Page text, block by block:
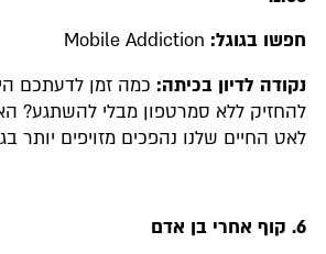
חפשו בגוגל: Mobile Addiction
נקודה לדיון בכיתה: כמה זמן לדעתכם
להחזיק ללא סמרטפון מבלי להשתגע?
לאט החיים שלנו נהפכים מזויפים יותר
6. קוף אחרי בן אדם